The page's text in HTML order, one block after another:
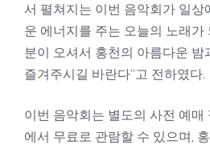
서 펼쳐지는 이번 음악회가 일상
운 에너지를 주는 오늘의 노래가
분이 오셔서 홍천의 아름다운 밤
즐겨주시길 바란다”고 전하였다.
이번 음악회는 별도의 사전 예
에서 무료로 관람할 수 있으며,